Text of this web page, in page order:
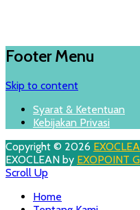
Footer Menu
Skip to content
Syarat & Ketentuan
Kebijakan Privasi
Copyright © 2026
EXOCLEAN by EXOPOINT
Scroll Up
Home